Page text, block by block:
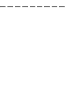
ーーーーーーーー